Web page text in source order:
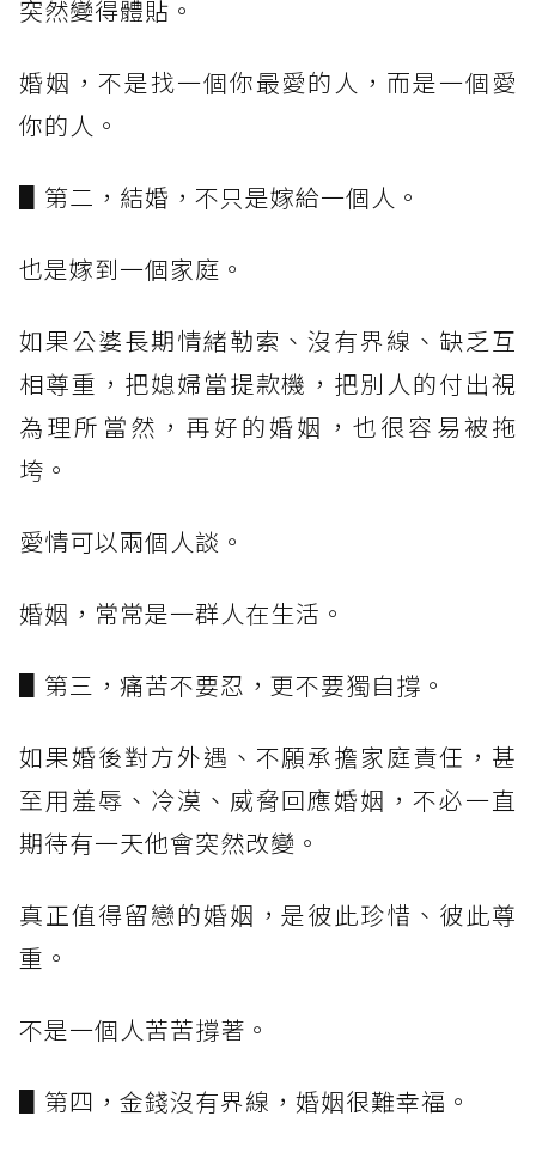
突然變得體貼。
婚姻，不是找一個你最愛的人，而是一個愛
你的人。
▋第二，結婚，不只是嫁給一個人。
也是嫁到一個家庭。
如果公婆長期情緒勒索、沒有界線、缺乏互
相尊重，把媳婦當提款機，把別人的付出視
為理所當然，再好的婚姻，也很容易被拖
垮。
愛情可以兩個人談。
婚姻，常常是一群人在生活。
▋第三，痛苦不要忍，更不要獨自撐。
如果婚後對方外遇、不願承擔家庭責任，甚
至用羞辱、冷漠、威脅回應婚姻，不必一直
期待有一天他會突然改變。
真正值得留戀的婚姻，是彼此珍惜、彼此尊
重。
不是一個人苦苦撐著。
▋第四，金錢沒有界線，婚姻很難幸福。